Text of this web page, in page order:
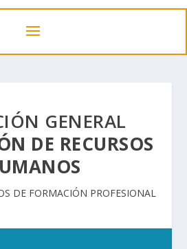
GENERAL
DE RECURSOS
DE FORMACIÓN PROFESIONAL